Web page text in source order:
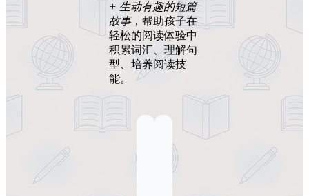
+ 生动有趣的短篇
故事，帮助孩子在
轻松的阅读体验中
积累词汇、理解句
型、培养阅读技
能。